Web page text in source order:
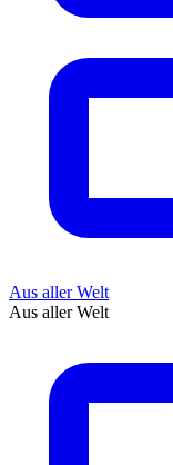
Aus aller Welt
Aus aller Welt